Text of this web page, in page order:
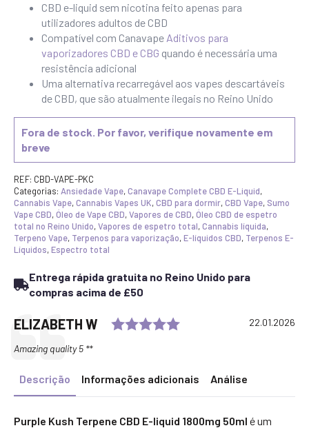
CBD e-liquid sem nicotina feito apenas para
utilizadores adultos de CBD
Compatível com Canavape Aditivos para
vaporizadores CBD e CBG quando é necessária uma
resistência adicional
Uma alternativa recarregável aos vapes descartáveis
de CBD, que são atualmente ilegais no Reino Unido
Fora de stock. Por favor, verifique novamente em
breve
REF: CBD-VAPE-PKC
Categorias: Ansiedade Vape,Canavape Complete CBD E-Liquid,
Cannabis Vape,Cannabis Vapes UK,CBD para dormir,CBD Vape, Sumo
Vape CBD,Óleo de Vape CBD,Vapores de CBD,Óleo CBD de espetro
total no Reino Unido,Vapores de espetro total,Cannabis líquida,
Terpeno Vape, Terpenos para vaporização,E-líquidos CBD, Terpenos E-
Líquidos,Espectro total
Entrega rápida gratuita no Reino Unido para
compras acima de £50
Testimonial
Author:
ELIZABETH W Rating: 5.0 out of 5
Date:
22.01.2026
Text:
Amazing quality 5 **
Descrição Informações adicionais Análise
Purple Kush Terpene CBD E-liquid 1800mg 50ml é um